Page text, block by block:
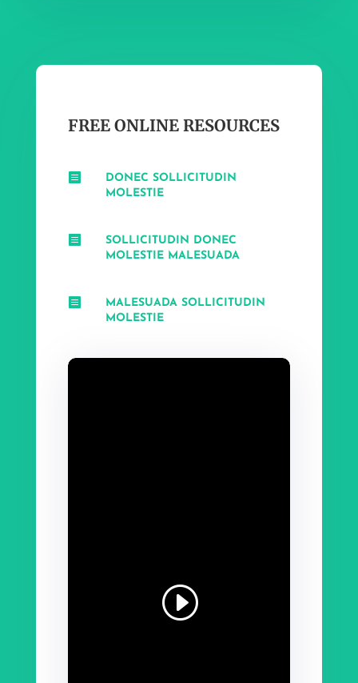
FREE ONLINE RESOURCES

DONEC SOLLICITUDIN
MOLESTIE

SOLLICITUDIN DONEC
MOLESTIE MALESUADA

MALESUADA SOLLICITUDIN
MOLESTIE